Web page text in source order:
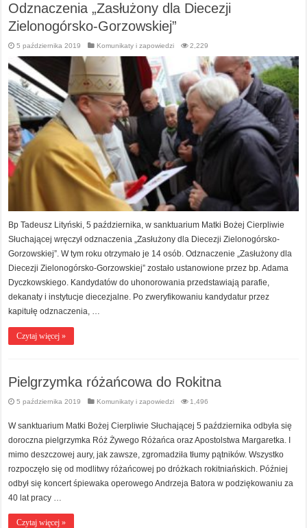
Odznaczenia „Zasłużony dla Diecezji
Zielonogórsko-Gorzowskiej”
5 października 2019 Komunikaty i zapowiedzi 2,229
Bp Tadeusz Lityński, 5 października, w sanktuarium Matki Bożej Cierpliwie
Słuchającej wręczył odznaczenia „Zasłużony dla Diecezji Zielonogórsko-
Gorzowskiej”. W tym roku otrzymało je 14 osób. Odznaczenie „Zasłużony dla
Diecezji Zielonogórsko-Gorzowskiej” zostało ustanowione przez bp. Adama
Dyczkowskiego. Kandydatów do uhonorowania przedstawiają parafie,
dekanaty i instytucje diecezjalne. Po zweryfikowaniu kandydatur przez
kapitułę odznaczenia, …
Czytaj więcej »
Pielgrzymka różańcowa do Rokitna
5 października 2019 Komunikaty i zapowiedzi 1,496
W sanktuarium Matki Bożej Cierpliwie Słuchającej 5 października odbyła się
doroczna pielgrzymka Róż Żywego Różańca oraz Apostolstwa Margaretka. I
mimo deszczowej aury, jak zawsze, zgromadziła tłumy pątników. Wszystko
rozpoczęło się od modlitwy różańcowej po dróżkach rokitniańskich. Później
odbył się koncert śpiewaka operowego Andrzeja Batora w podziękowaniu za
40 lat pracy …
Czytaj więcej »